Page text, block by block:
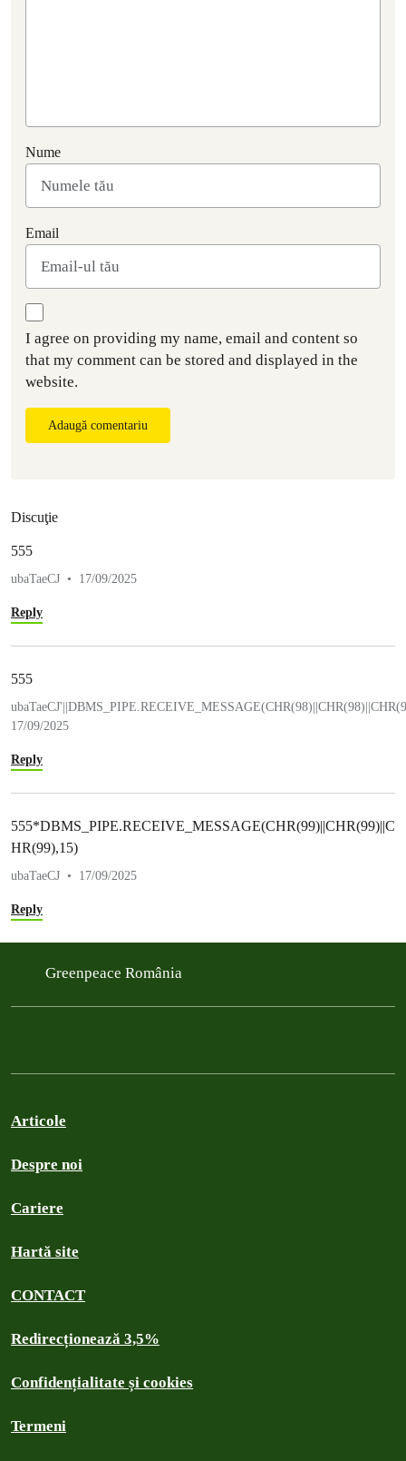
Nume
Email
I agree on providing my name, email and content so
that my comment can be stored and displayed in the
website.
Adaugă comentariu
Discuţie
555
ubaTaeCJ 17/09/2025
Reply
555
17/09/2025
Reply
555*DBMS_PIPE.RECEIVE_MESSAGE(CHR(99)||CHR(99)||C
HR(99),15)
ubaTaeCJ 17/09/2025
Reply
Greenpeace România
Articole
Despre noi
Cariere
Hartă site
CONTACT
Redirecționează 3,5%
Confidențialitate și cookies
Termeni